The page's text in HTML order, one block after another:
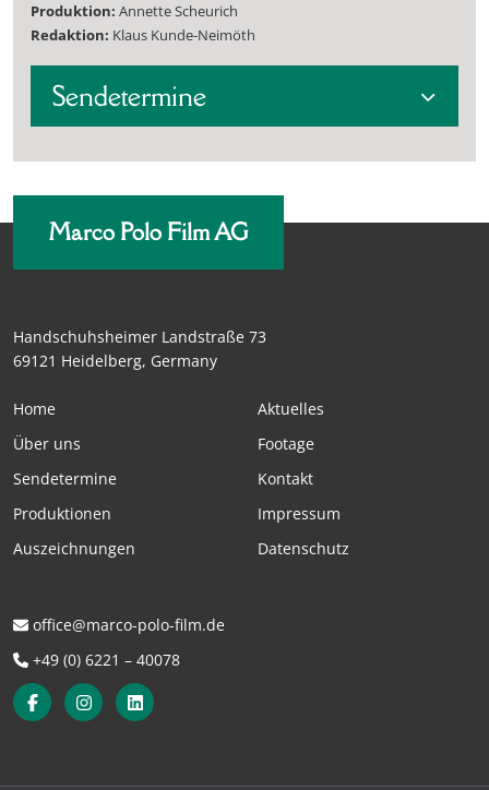
Produktion: Annette Scheurich
Redaktion: Klaus Kunde-Neimöth
Sendetermine
Marco Polo Film AG
Handschuhsheimer Landstraße 73
69121 Heidelberg, Germany
Home
Über uns
Sendetermine
Produktionen
Auszeichnungen
Aktuelles
Footage
Kontakt
Impressum
Datenschutz
office@marco-polo-film.de
+49 (0) 6221 – 40078